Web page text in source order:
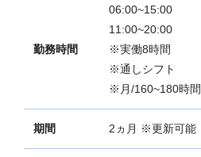
勤務時間
06:00~15:00
11:00~20:00
※実働8時間
※通しシフト
※月/160~180時間
期間 2ヵ月 ※更新可能